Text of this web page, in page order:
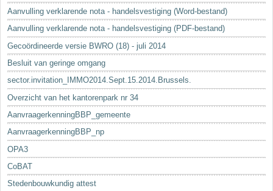
Aanvulling verklarende nota - handelsvestiging (Word-bestand)
Aanvulling verklarende nota - handelsvestiging (PDF-bestand)
Gecoördineerde versie BWRO (18) - juli 2014
Besluit van geringe omgang
sector.invitation_IMMO2014.Sept.15.2014.Brussels.
Overzicht van het kantorenpark nr 34
AanvraagerkenningBBP_gemeente
AanvraagerkenningBBP_np
OPA3
CoBAT
Stedenbouwkundig attest